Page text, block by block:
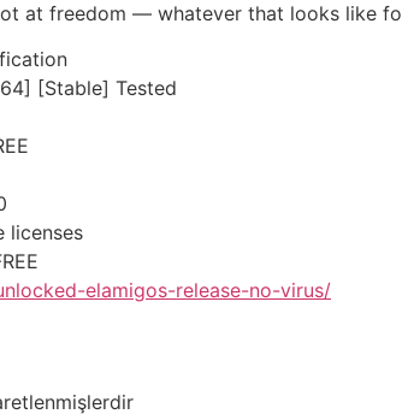
at freedom — whatever that looks like
[Stable] Tested
licenses
elamigos-release-no-virus/